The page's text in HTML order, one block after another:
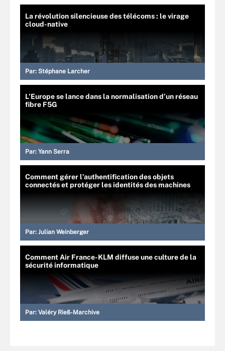
La révolution silencieuse des télécoms : le virage
cloud-native
Par: Stéphane Larcher
L’Europe se lance dans la normalisation d’un réseau
fibre F5G
Par: Yann Serra
Comment gérer l’authentification des objets
connectés et protéger les identités des machines
Par: Julian Weinberger
Comment Air France-KLM diffuse une culture de la
sécurité informatique
Par: Valéry Rieß-Marchive